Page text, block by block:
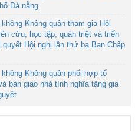
Đà nẵng
Không quân tham gia Hội
cứu, học tập, quán triệt và triển
Hội nghị lần thứ ba Ban Chấp
Không quân phối hợp tổ
bàn giao nhà tình nghĩa tặng gia